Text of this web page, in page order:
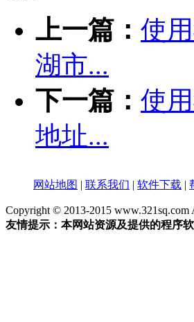
上一篇： 使
湖市...
下一篇： 使
地址...
网站地图 | 联系我们 | 软件下载 |
Copyright © 2013-2015 www.321sq.com
友情提示：本网站资源及提供的程序